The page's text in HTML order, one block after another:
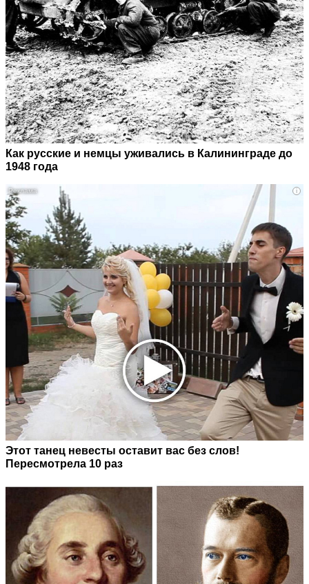
Как русские и немцы уживались в Калининграде до
1948 года
i
Этот танец невесты оставит вас без слов!
Пересмотрела 10 раз